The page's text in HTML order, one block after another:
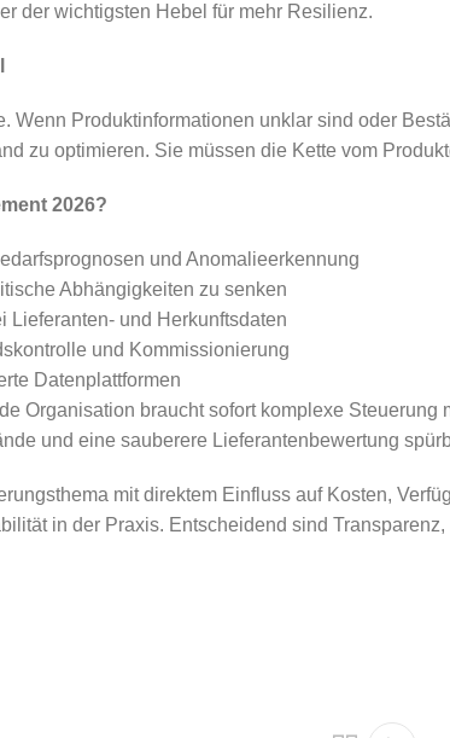
der wichtigsten Hebel für mehr Resilienz.
Wenn Produktinformationen unklar sind oder
zu optimieren. Sie müssen die Kette vom
2026?
und Anomalieerkennung
Abhängigkeiten zu senken
Lieferanten- und Herkunftsdaten
und Kommissionierung
Datenplattformen
Organisation braucht sofort komplexe
und eine sauberere Lieferantenbewertung
mit direktem Einfluss auf Kosten,
in der Praxis. Entscheidend sind